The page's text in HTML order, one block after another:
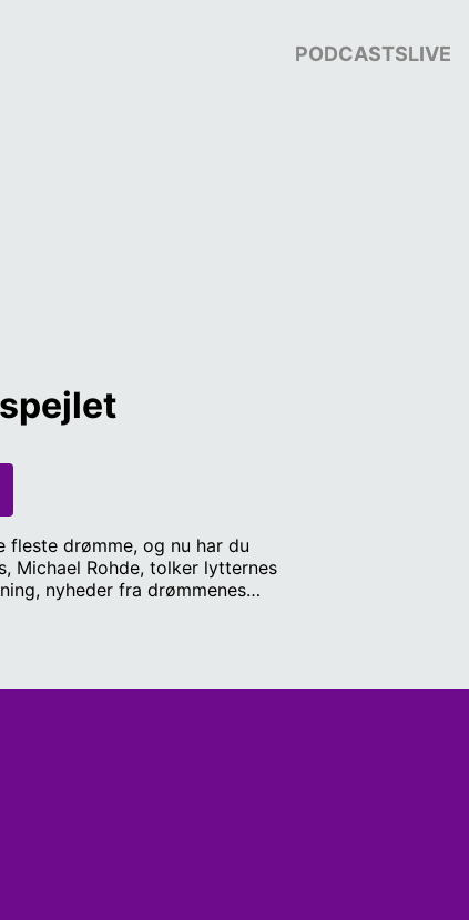
PODCASTSLIVE
drømme, og nu har du
Michael Rohde, tolker lytternes
nyheder fra drømmenes